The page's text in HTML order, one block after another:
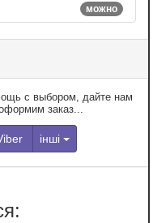
можно
с выбором, дайте нам
заказ...
інші